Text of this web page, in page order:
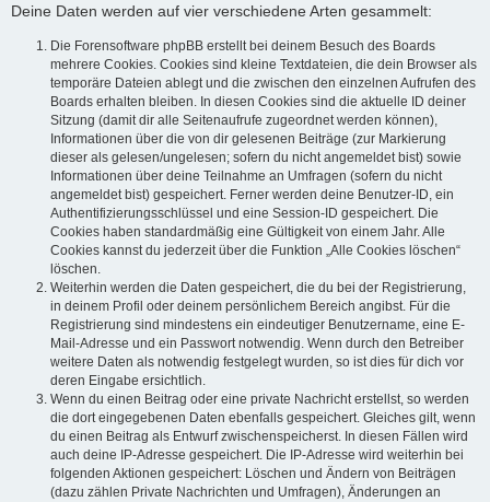
Deine Daten werden auf vier verschiedene Arten gesammelt:
Die Forensoftware phpBB erstellt bei deinem Besuch des Boards
mehrere Cookies. Cookies sind kleine Textdateien, die dein Browser als
temporäre Dateien ablegt und die zwischen den einzelnen Aufrufen des
Boards erhalten bleiben. In diesen Cookies sind die aktuelle ID deiner
Sitzung (damit dir alle Seitenaufrufe zugeordnet werden können),
Informationen über die von dir gelesenen Beiträge (zur Markierung
dieser als gelesen/ungelesen; sofern du nicht angemeldet bist) sowie
Informationen über deine Teilnahme an Umfragen (sofern du nicht
angemeldet bist) gespeichert. Ferner werden deine Benutzer-ID, ein
Authentifizierungsschlüssel und eine Session-ID gespeichert. Die
Cookies haben standardmäßig eine Gültigkeit von einem Jahr. Alle
Cookies kannst du jederzeit über die Funktion „Alle Cookies löschen“
löschen.
Weiterhin werden die Daten gespeichert, die du bei der Registrierung,
in deinem Profil oder deinem persönlichem Bereich angibst. Für die
Registrierung sind mindestens ein eindeutiger Benutzername, eine E-
Mail-Adresse und ein Passwort notwendig. Wenn durch den Betreiber
weitere Daten als notwendig festgelegt wurden, so ist dies für dich vor
deren Eingabe ersichtlich.
Wenn du einen Beitrag oder eine private Nachricht erstellst, so werden
die dort eingegebenen Daten ebenfalls gespeichert. Gleiches gilt, wenn
du einen Beitrag als Entwurf zwischenspeicherst. In diesen Fällen wird
auch deine IP-Adresse gespeichert. Die IP-Adresse wird weiterhin bei
folgenden Aktionen gespeichert: Löschen und Ändern von Beiträgen
(dazu zählen Private Nachrichten und Umfragen), Änderungen an